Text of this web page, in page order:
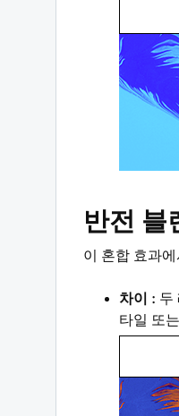
반전 블
이 혼합 효과
차이 : 두
타일 또